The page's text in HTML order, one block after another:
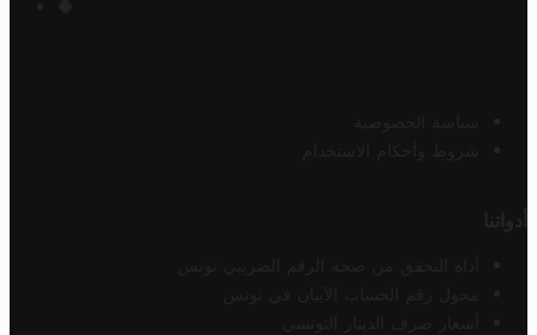
سياسة الخصوصية
شروط وأحكام الاستخدام
أدواتنا
أداة التحقق من صحة الرقم الضريبي تونس
محول رقم الحساب الآيبان في تونس
أسعار صرف الدينار التونسي